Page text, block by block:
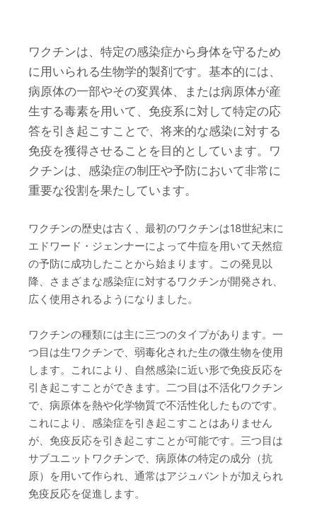
ワクチンは、特定の感染症から身体を守るため
に用いられる生物学的製剤です。基本的には、
病原体の一部やその変異体、または病原体が産
生する毒素を用いて、免疫系に対して特定の応
答を引き起こすことで、将来的な感染に対する
免疫を獲得させることを目的としています。ワ
クチンは、感染症の制圧や予防において非常に
重要な役割を果たしています。
ワクチンの歴史は古く、最初のワクチンは18世紀末に
エドワード・ジェンナーによって牛痘を用いて天然痘
の予防に成功したことから始まります。この発見以
降、さまざまな感染症に対するワクチンが開発され、
広く使用されるようになりました。
ワクチンの種類には主に三つのタイプがあります。一
つ目は生ワクチンで、弱毒化された生の微生物を使用
します。これにより、自然感染に近い形で免疫反応を
引き起こすことができます。二つ目は不活化ワクチン
で、病原体を熱や化学物質で不活性化したものです。
これにより、感染症を引き起こすことはありません
が、免疫反応を引き起こすことが可能です。三つ目は
サブユニットワクチンで、病原体の特定の成分（抗
原）を用いて作られ、通常はアジュバントが加えられ
免疫反応を促進します。